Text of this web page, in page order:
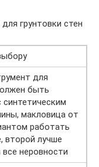
грунтовки стен
для
быть
макловица от
работать
второй лучше
неровности